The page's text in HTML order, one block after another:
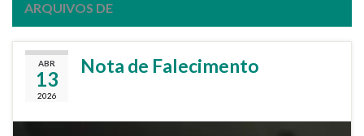
ARQUIVOS DE
ABR
13
2026
Nota de Falecimento